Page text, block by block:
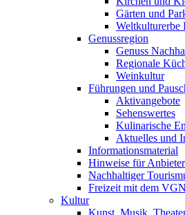
Gärten und
Weltkulturerbe
Genussregion
Genuss
Regionale
Weinkultur
Führungen und
Aktivangebote
Sehenswertes
Kulinarische
Aktuelles und
Informationsmaterial
Hinweise für Anbieter
Nachhaltiger
Freizeit mit dem VGN
Kultur
Kunst, Musik,